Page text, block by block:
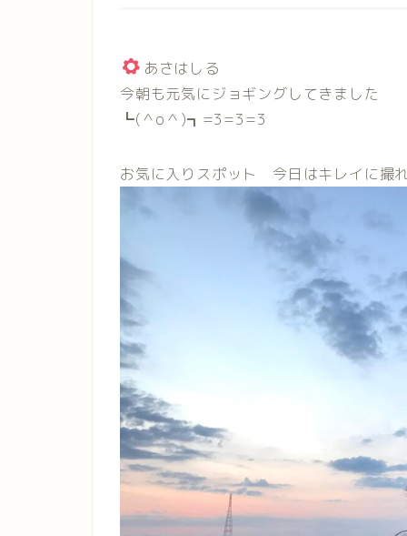
あさはしる
今朝も元気にジョギングしてきました
┗(＾o＾)┓=3=3=3
お気に入りスポット 今日はキレイに撮